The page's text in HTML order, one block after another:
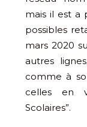
mais il est a
possibles
mars 2020
autres
comme à
celles en
Scolaires”.